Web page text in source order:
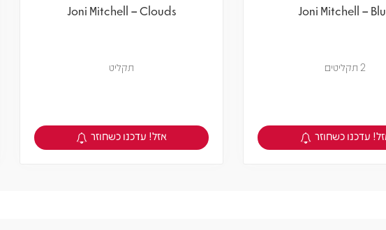
Joni Mitchell –
2 תקליטים
צפיה במוצר
עדכנו כשחוזר
Joni Mitchell – Clouds
תקליט
צפיה במוצר
אזל! עדכנו כשחוזר